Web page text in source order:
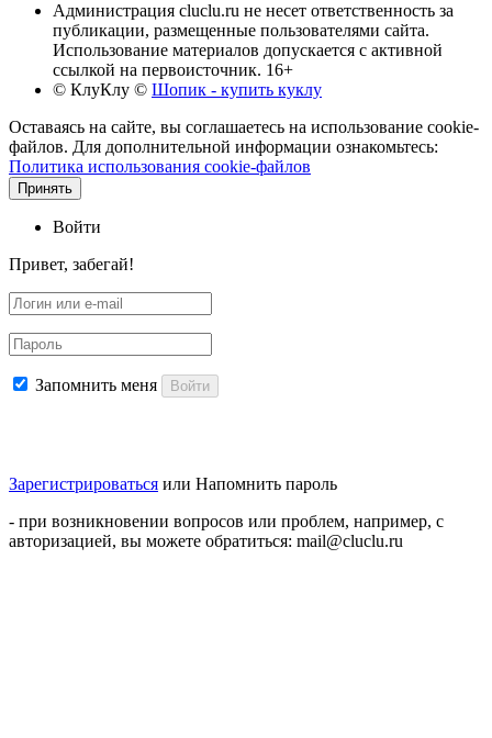
Администрация cluclu.ru не несет ответственность за
публикации, размещенные пользователями сайта.
Использование материалов допускается с активной
ссылкой на первоисточник. 16+
© КлуКлу © Шопик - купить куклу
Оставаясь на сайте, вы соглашаетесь на использование cookie-
файлов. Для дополнительной информации ознакомьтесь:
Политика использования cookie-файлов
Принять
Войти
Привет, забегай!
Запомнить меня Войти
Зарегистрироваться или Напомнить пароль
- при возникновении вопросов или проблем, например, с
авторизацией, вы можете обратиться: mail@cluclu.ru